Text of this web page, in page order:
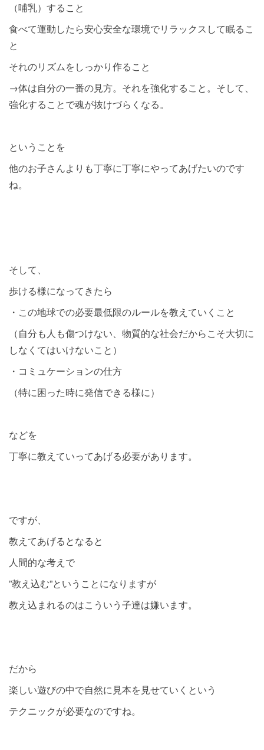
（哺乳）すること
食べて運動したら安心安全な環境でリラックスして眠るこ
と
それのリズムをしっかり作ること
→体は自分の一番の見方。それを強化すること。そして、
強化することで魂が抜けづらくなる。
ということを
他のお子さんよりも丁寧に丁寧にやってあげたいのです
ね。
そして、
歩ける様になってきたら
・この地球での必要最低限のルールを教えていくこと
（自分も人も傷つけない、物質的な社会だからこそ大切に
しなくてはいけないこと）
・コミュケーションの仕方
（特に困った時に発信できる様に）
などを
丁寧に教えていってあげる必要があります。
ですが、
教えてあげるとなると
人間的な考えで
”教え込む”ということになりますが
教え込まれるのはこういう子達は嫌います。
だから
楽しい遊びの中で自然に見本を見せていくという
テクニックが必要なのですね。